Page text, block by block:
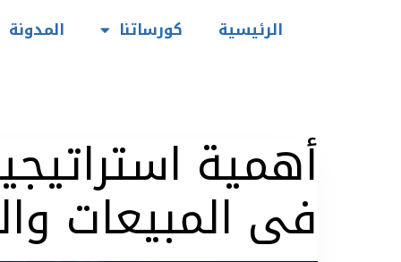
الرئيسية كورساتنا المدونة
أهمية
فى المبيعات